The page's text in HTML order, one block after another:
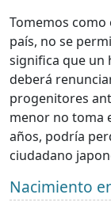
Tomemos como
país, no se
significa que un
deberá
progenitores
menor no toma
años, podría
ciudadano
Nacimiento